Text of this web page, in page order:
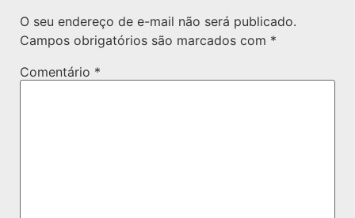
O seu endereço de e-mail não será publicado.
Campos obrigatórios são marcados com *
Comentário *